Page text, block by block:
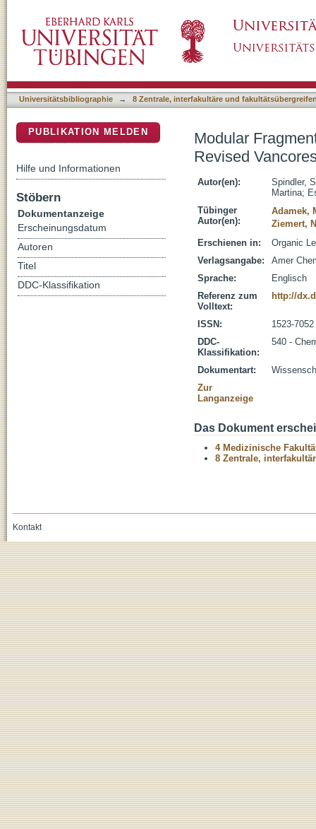
Stereoconfiguration
Universitätsbibliographie → 8 Zentrale, interfakultäre und
Modular
Revised
Autor(en):
Spindler,
Martina;
Tübinger
Autor(en):
Adamek,
Ziemert,
Erschienen in:
Organic
Verlagsangabe:
Amer
Sprache:
Englisch
Referenz zum
Volltext:
http://
ISSN:
1523-7052
DDC-
Klassifikation:
540 -
Dokumentart:
Zur
Langanzeige
Das Dokument
4 Medizinische
8 Zentrale,
PUBLIKATION MELDEN
Hilfe und Informationen
Stöbern
Dokumentanzeige
Erscheinungsdatum
Autoren
Titel
DDC-Klassifikation
Kontakt